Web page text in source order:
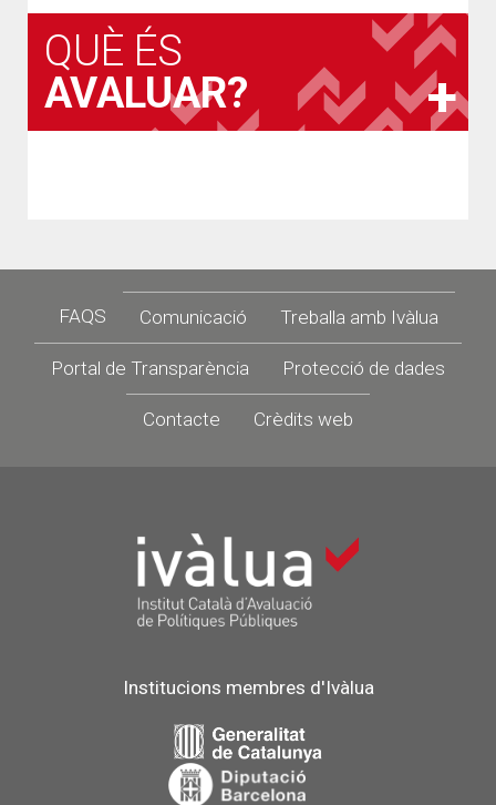
QUÈ ÉS
AVALUAR?
Footer
FAQS Comunicació Treballa amb Ivàlua
Portal de Transparència Protecció de dades
Contacte Crèdits web
Institucions membres d'Ivàlua